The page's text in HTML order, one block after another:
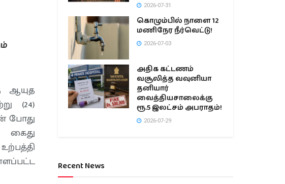
ஆயுத
(24)
2026-07-31
கொழும்பில் நாளை 12
மணிநேர நீர்வெட்டு!
2026-07-03
அதிக கட்டணம்
வசூலித்த வவுனியா
தனியார்
வைத்தியசாலைக்கு
ரூ.5 இலட்சம் அபராதம்!
2026-07-29
Recent News